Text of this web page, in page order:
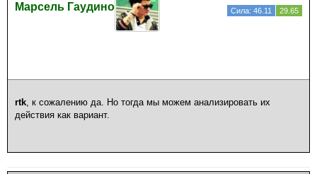
Марсель Гаудино Сила: 46.11 29.65
rtk, к сожалению да. Но тогда мы можем анализировать их
действия как вариант.